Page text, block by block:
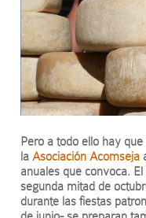
Pero a todo ello hay
la Asociación Acomseja
anuales que convoca.
segunda mitad de
durante las fiestas